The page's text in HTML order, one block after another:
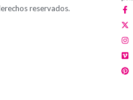
reservados.
F
a
c
e
b
o
o
k
-
f
X
-
t
w
i
t
t
e
r
I
n
s
t
a
g
r
a
m
V
i
m
e
o
P
i
n
t
e
r
e
s
t